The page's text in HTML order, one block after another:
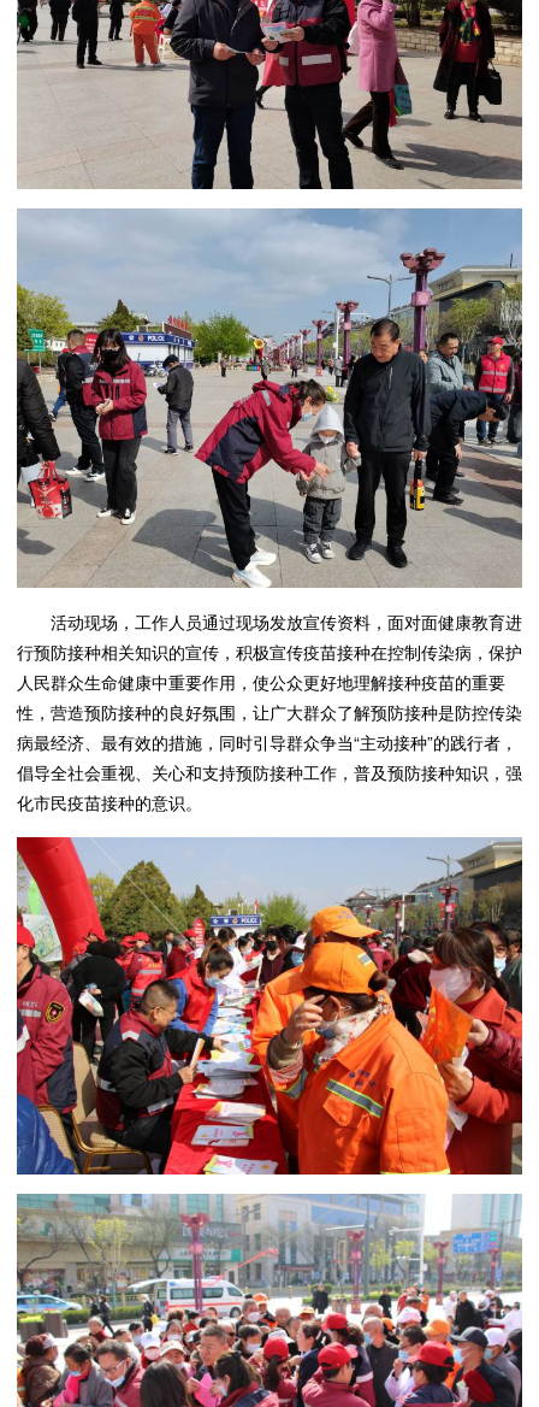
活动现场，工作人员通过现场发放宣传资料，面对面健康教育进
行预防接种相关知识的宣传，积极宣传疫苗接种在控制传染病，保护
人民群众生命健康中重要作用，使公众更好地理解接种疫苗的重要
性，营造预防接种的良好氛围，让广大群众了解预防接种是防控传染
病最经济、最有效的措施，同时引导群众争当“主动接种”的践行者，
倡导全社会重视、关心和支持预防接种工作，普及预防接种知识，强
化市民疫苗接种的意识。